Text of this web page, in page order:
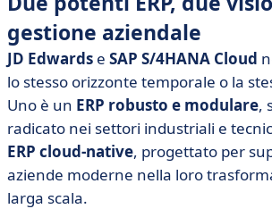
gestione aziendale
JD Edwards e SAP S/4HANA Cloud
lo stesso orizzonte temporale o la
Uno è un ERP robusto e modulare,
radicato nei settori industriali e
ERP cloud-native, progettato per
aziende moderne nella loro
larga scala.